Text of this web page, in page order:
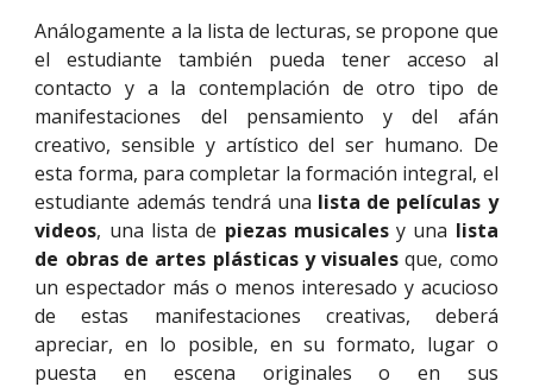
Análogamente a la lista de lecturas, se propone que
el estudiante también pueda tener acceso al
contacto y a la contemplación de otro tipo de
manifestaciones del pensamiento y del afán
creativo, sensible y artístico del ser humano. De
esta forma, para completar la formación integral, el
estudiante además tendrá una lista de películas y
videos, una lista de piezas musicalesy una lista
de obras de artes plásticas y visuales que, como
un espectador más o menos interesado y acucioso
de estas manifestaciones creativas, deberá
apreciar, en lo posible, en su formato, lugar o
puesta en escena originales o en sus